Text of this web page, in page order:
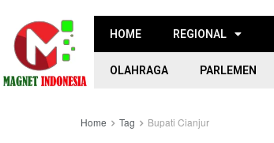
HOME REGIONAL
OLAHRAGA PARLEMEN
Home Tag Bupati Cianjur